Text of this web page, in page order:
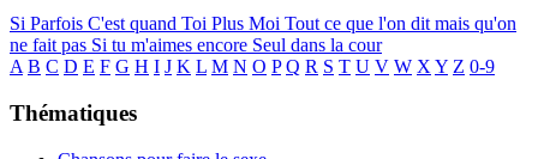
Si Parfois C'est quand Toi Plus Moi Tout ce que l'on dit mais qu'on
ne fait pas Si tu m'aimes encore Seul dans la cour
A B C D E F G H I J K L M N O P Q R S T U V W X Y Z 0-9
Thématiques